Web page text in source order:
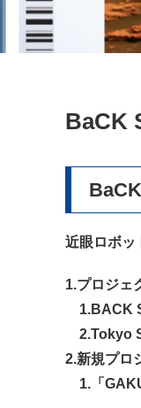
BaCK
近眼ロボッ
1.プロジェ
1.BACK
2.Tokyo
2.新規プロ
1.「